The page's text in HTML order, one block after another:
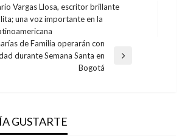
Vargas Llosa, escritor brillante
una voz importante en la
de Familia operarán con
durante Semana Santa en
Bogotá
GUSTARTE